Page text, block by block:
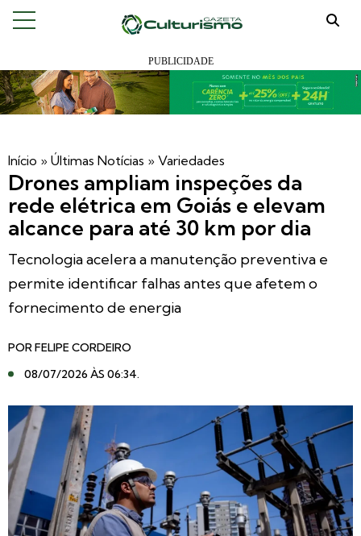
Início » Últimas Notícias » Variedades
Drones ampliam inspeções da
rede elétrica em Goiás e elevam
alcance para até 30 km por dia
Tecnologia acelera a manutenção preventiva e
permite identificar falhas antes que afetem o
fornecimento de energia
PORFELIPE CORDEIRO
08/07/2026 ÀS 06:34.